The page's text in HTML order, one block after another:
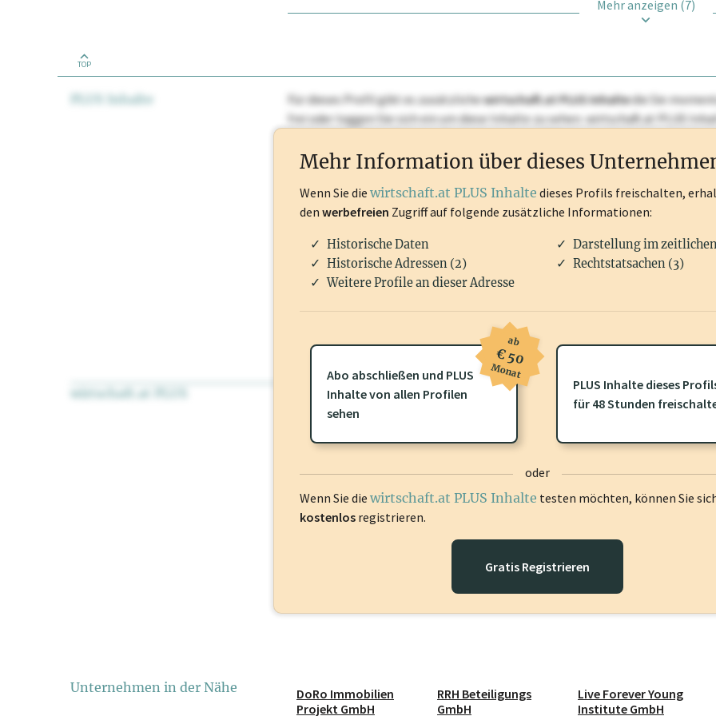
Mehr anzeigen (7)
TOP
PLUS Inhalte Für dieses Profil gibt es zusätzlichewirtschaft.at PLUS Inhaltedie Sie
frei oder loggen Sie sich ein um diese Inhalte zu sehen. wirtschaft.at PLUS
wirtschaft.at PLUS Für dieses Profil gibt es zusätzliche wirtschaft.at PLUS Inhaltedie Sie
frei oder loggen Sie sich ein um diese Inhalte zu sehen.
Mehr Information über dieses
Wenn Sie die wirtschaft.at PLUS Inhalte dieses Profils freischalten,
den werbefreien Zugriff auf folgende zusätzliche Informationen:
Historische Daten
Darstellung im
Historische Adressen (2)
Rechtstatsachen (3)
Weitere Profile an dieser Adresse
Abo abschließen und PLUS
Inhalte von allen Profilen
sehen
ab
€ 50
Monat
PLUS Inhalte dieses
für 48 Stunden
oder
Wenn Sie die wirtschaft.at PLUS Inhalte testen möchten, können Sie
kostenlos registrieren.
Gratis Registrieren
Unternehmen in der Nähe
DoRo Immobilien
Projekt GmbH
RRH Beteiligungs
GmbH
Live Forever Young
Institute GmbH